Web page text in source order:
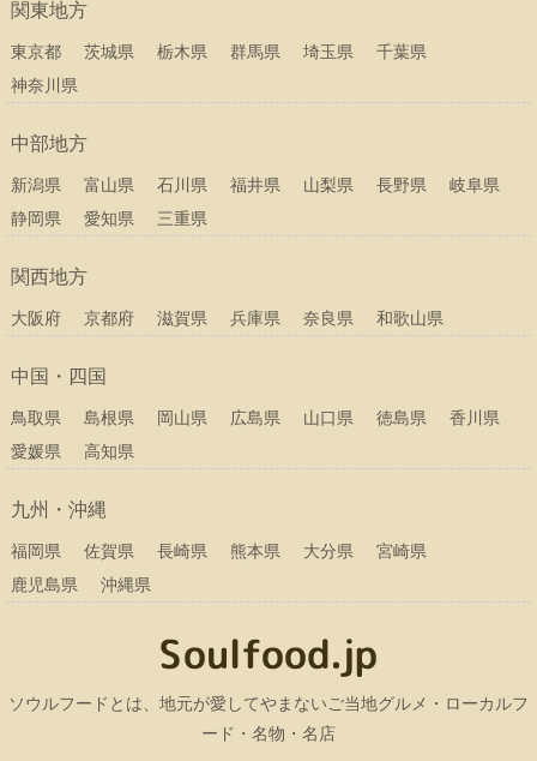
関東地方
東京都 茨城県 栃木県 群馬県 埼玉県
千葉県
神奈川県
中部地方
新潟県 富山県 石川県 福井県 山梨県 長野県
岐阜県
静岡県
愛知県 三重県
関西地方
大阪府 京都府 滋賀県 兵庫県 奈良県 和歌山県
中国・四国
鳥取県 島根県 岡山県 広島県 山口県 徳島県
香川県
愛媛県
高知県
九州・沖縄
福岡県 佐賀県 長崎県 熊本県 大分県
宮崎県
鹿児島県
沖縄県
ソウルフードとは、地元が愛してやまないご当地グルメ・ローカルフ
ード・名物・名店